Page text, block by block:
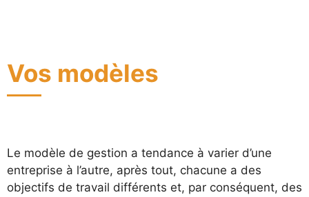
Vos modèles
Le modèle de gestion a tendance à varier d’une
entreprise à l’autre, après tout, chacune a des
objectifs de travail différents et, par conséquent, des